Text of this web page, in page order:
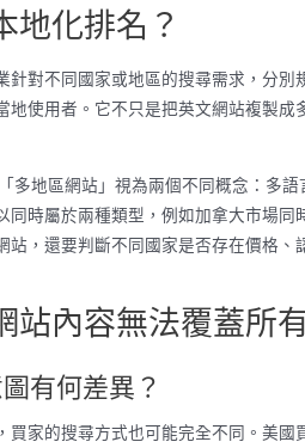
地化排名？
針對不同國家或地區的搜尋需求，分
地使用者。它不只是把英文網站複製
多地區網站」視為兩個不同概念：多
同時屬於兩種類型，例如加拿大市場
站，還要判斷不同國家是否存在價格、
站內容無法覆蓋所
有何差異？
買家的搜尋方式也可能完全不同。美